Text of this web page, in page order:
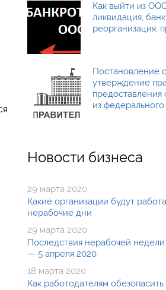
Как выйти из
ликвидация,
реорганизация,
Постановление
утверждение
предоставления
из
Новости бизнеса
29 марта 2020
Какие организации будут
нерабочие дни
29 марта 2020
Последствия нерабочей
— 5 апреля 2020
18 марта 2020
Как работодателям обезопасить